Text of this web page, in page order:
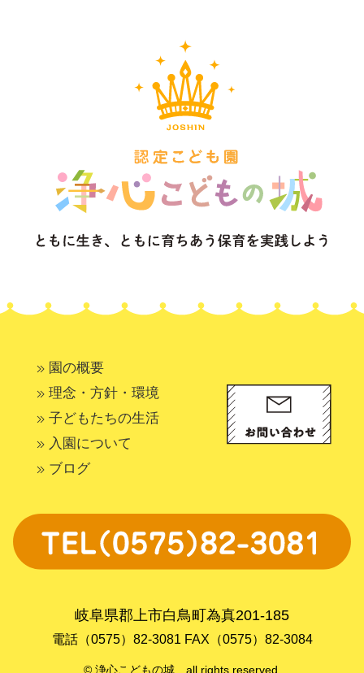
園の概要
理念・方針・環境
子どもたちの生活
入園について
ブログ
岐阜県郡上市白鳥町為真201-185
電話（0575）82-3081 FAX（0575）82-3084
© 浄心こどもの城 all rights reserved.